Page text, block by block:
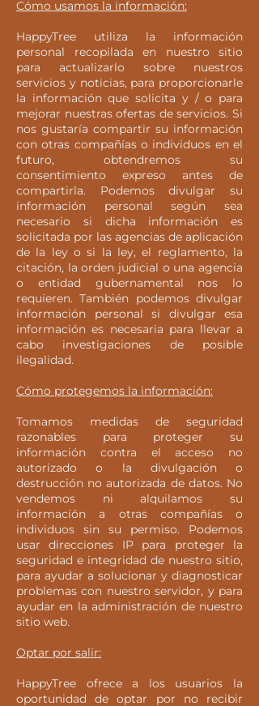
Cómo usamos la información:
HappyTree utiliza la información
personal recopilada en nuestro sitio
para actualizarlo sobre nuestros
servicios y noticias, para proporcionarle
la información que solicita y / o para
mejorar nuestras ofertas de servicios. Si
nos gustaría compartir su información
con otras compañías o individuos en el
futuro, obtendremos su
consentimiento expreso antes de
compartirla. Podemos divulgar su
información personal según sea
necesario si dicha información es
solicitada por las agencias de aplicación
de la ley o si la ley, el reglamento, la
citación, la orden judicial o una agencia
o entidad gubernamental nos lo
requieren. También podemos divulgar
información personal si divulgar esa
información es necesaria para llevar a
cabo investigaciones de posible
ilegalidad.
Cómo protegemos la información:
Tomamos medidas de seguridad
razonables para proteger su
información contra el acceso no
autorizado o la divulgación o
destrucción no autorizada de datos. No
vendemos ni alquilamos su
información a otras compañías o
individuos sin su permiso. Podemos
usar direcciones IP para proteger la
seguridad e integridad de nuestro sitio,
para ayudar a solucionar y diagnosticar
problemas con nuestro servidor, y para
ayudar en la administración de nuestro
sitio web.
Optar por salir:
HappyTree ofrece a los usuarios la
oportunidad de optar por no recibir